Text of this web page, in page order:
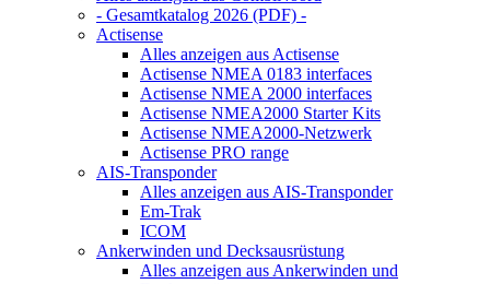
- Gesamtkatalog 2026 (PDF) -
Actisense
Alles anzeigen aus Actisense
Actisense NMEA 0183 interfaces
Actisense NMEA 2000 interfaces
Actisense NMEA2000 Starter Kits
Actisense NMEA2000-Netzwerk
Actisense PRO range
AIS-Transponder
Alles anzeigen aus AIS-Transponder
Em-Trak
ICOM
Ankerwinden und Decksausrüstung
Alles anzeigen aus Ankerwinden und